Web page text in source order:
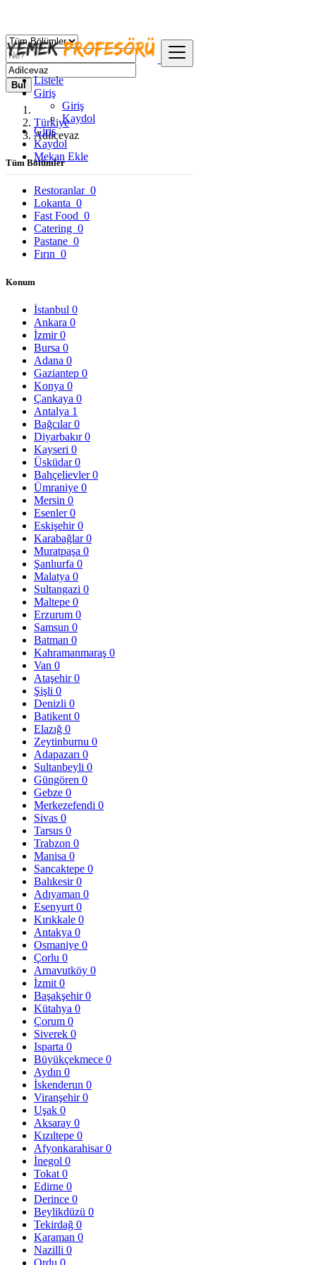
Listele
Giriş
Giriş
Kaydol
Giriş
Kaydol
Mekan Ekle
Bul
Türkiye
Adilcevaz
Tüm Bölümler
Restoranlar 0
Lokanta 0
Fast Food 0
Catering 0
Pastane 0
Fırın 0
Konum
İstanbul 0
Ankara 0
İzmir0
Bursa 0
Adana 0
Gaziantep 0
Konya 0
Çankaya 0
Antalya 1
Bağcılar0
Diyarbakır0
Kayseri 0
Üsküdar0
Bahçelievler0
Ümraniye 0
Mersin 0
Esenler0
Eskişehir0
Karabağlar0
Muratpaşa 0
Şanlıurfa 0
Malatya 0
Sultangazi 0
Maltepe 0
Erzurum 0
Samsun 0
Batman 0
Kahramanmaraş 0
Van 0
Ataşehir0
Şişli 0
Denizli 0
Batikent 0
Elazığ 0
Zeytinburnu 0
Adapazarı 0
Sultanbeyli 0
Güngören 0
Gebze 0
Merkezefendi 0
Sivas 0
Tarsus 0
Trabzon 0
Manisa 0
Sancaktepe 0
Balıkesir0
Adıyaman 0
Esenyurt 0
Kırıkkale 0
Antakya 0
Osmaniye 0
Çorlu 0
Arnavutköy 0
İzmit 0
Başakşehir0
Kütahya 0
Çorum 0
Siverek 0
Isparta 0
Büyükçekmece 0
Aydın 0
İskenderun 0
Viranşehir0
Uşak 0
Aksaray 0
Kızıltepe 0
Afyonkarahisar0
İnegol 0
Tokat 0
Edirne 0
Derince 0
Beylikdüzü 0
Tekirdağ 0
Karaman 0
Nazilli 0
Ordu 0